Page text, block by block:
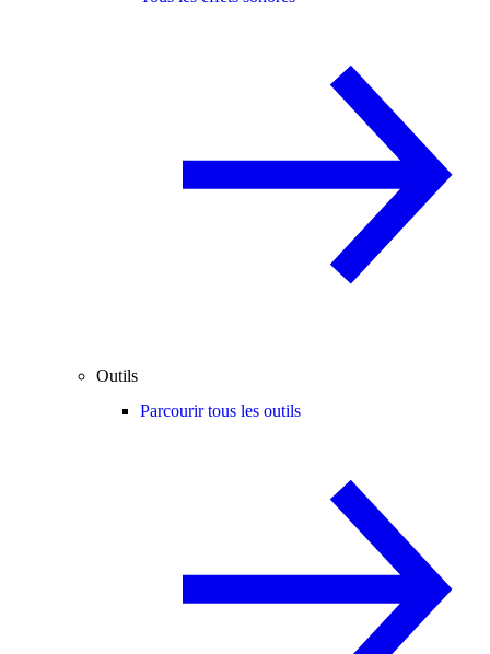
Outils
Parcourir tous les outils